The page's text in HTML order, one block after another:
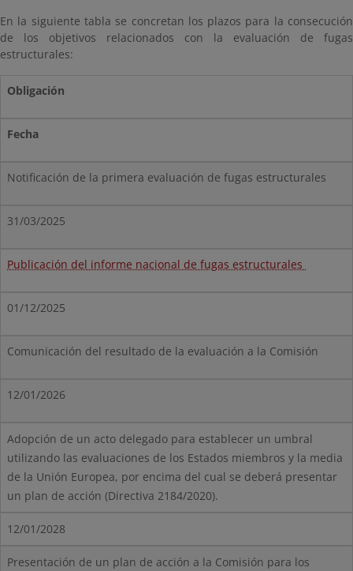
En la siguiente tabla se concretan los plazos para la consecución
de los objetivos relacionados con la evaluación de fugas
estructurales:
Obligación
Fecha
Notificación de la primera evaluación de fugas estructurales
31/03/2025
Publicación del informe nacional de fugas estructurales
01/12/2025
Comunicación del resultado de la evaluación a la Comisión
12/01/2026
Adopción de un acto delegado para establecer un umbral
utilizando las evaluaciones de los Estados miembros y la media
de la Unión Europea, por encima del cual se deberá presentar
un plan de acción (Directiva 2184/2020).
12/01/2028
Presentación de un plan de acción a la Comisión para los